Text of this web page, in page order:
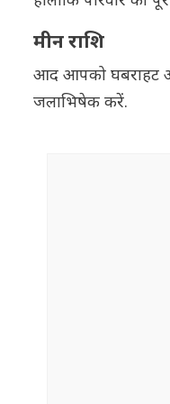
मीन राशि
आद आपको घबराहट
जलाभिषेक करें.